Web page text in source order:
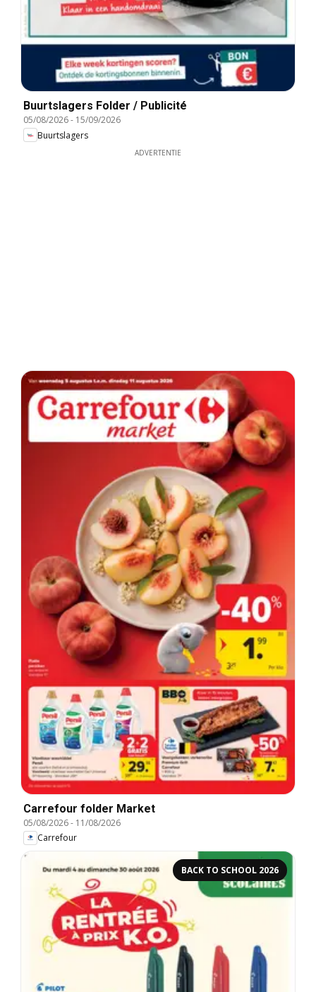
Buurtslagers Folder / Publicité
05/08/2026- 15/09/2026
Buurtslagers
ADVERTENTIE
Carrefour folder Market
05/08/2026- 11/08/2026
Carrefour
BACK TO SCHOOL 2026